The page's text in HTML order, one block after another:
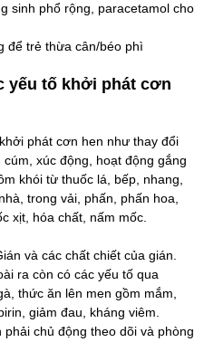
sinh phổ rộng, paracetamol cho
để trẻ thừa cân/béo phì
yếu tố khởi phát cơn
phát cơn hen như thay đổi
xúc động, hoạt động gắng
khói từ thuốc lá, bếp, nhang,
trong vải, phấn, phấn hoa,
xịt, hóa chất, nấm mốc.
và các chất chiết của gián.
ra còn có các yếu tố qua
thức ăn lên men gồm mắm,
giảm đau, kháng viêm.
chủ động theo dõi và phòng